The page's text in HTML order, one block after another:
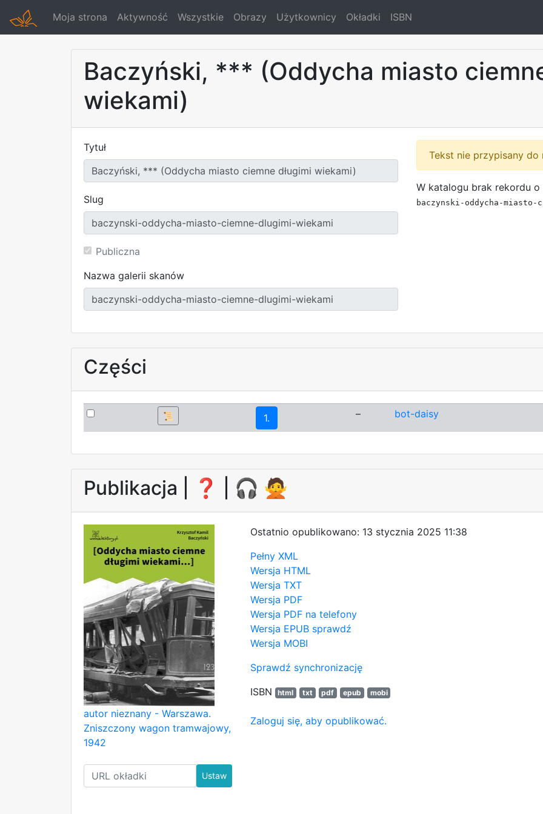
Moja strona Aktywność Wszystkie Obrazy Użytkownicy Okładki ISBN
Baczyński, *** (Oddycha miasto
wiekami)
Tytuł
Slug
Publiczna
Nazwa galerii skanów
Tekst nie przypisany
W katalogu brak rekordu o
baczynski-oddycha-miasto-
Części
📜 1. – bot-daisy
Publikacja | ❓ | 🎧 🙅
autor nieznany - Warszawa.
Zniszczony wagon tramwajowy,
1942
Ustaw
Ostatnio opublikowano: 13 stycznia 2025 11:38
Pełny XML
Wersja HTML
Wersja TXT
Wersja PDF
Wersja PDF na telefony
Wersja EPUB sprawdź
Wersja MOBI
Sprawdź synchronizację
ISBN
html txt pdf epub mobi
Zaloguj się, aby opublikować.